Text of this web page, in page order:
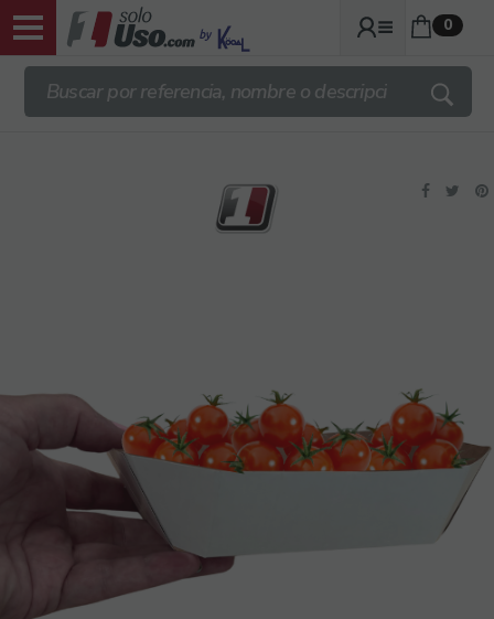
0
140€ + IVA